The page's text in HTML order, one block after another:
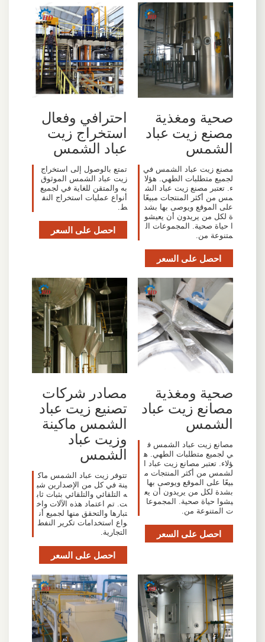
صحية ومغذية
مصنع زيت عباد
الشمس
مصنع زيت عباد الشمس في
لجميع متطلبات الطهي. هؤلا
ء. تعتبر مصنع زيت عباد الش
مس من أكثر المنتجات مبيعًا
على الموقع ويوصى بها بشد
ة لكل من يريدون أن يعيشو
ا حياة صحية. المجموعات ال
متنوعة من.
احصل على السعر
احترافي وفعال
استخراج زيت
عباد الشمس
تمتع بالوصول إلى استخراج
زيت عباد الشمس الموثوق
به والمتقن للغاية في لجميع
أنواع عمليات استخراج النف
ط.
احصل على السعر
صحية ومغذية
مصانع زيت عباد
الشمس
مصانع زيت عباد الشمس ف
ي لجميع متطلبات الطهي. ه
ؤلاء. تعتبر مصانع زيت عباد ا
لشمس من أكثر المنتجات م
بيعًا على الموقع ويوصى بها
بشدة لكل من يريدون أن يع
يشوا حياة صحية. المجموعا
ت المتنوعة من.
احصل على السعر
مصادر شركات
تصنيع زيت عباد
الشمس ماكينة
وزيت عباد
الشمس
تتوفر زيت عباد الشمس ماك
ينة في كل من الإصدارين شب
ه التلقائي والتلقائي بثبات ثاب
ت. تم اعتماد هذه الآلات واخ
تبارها والتحقق منها لجميع أن
واع استخدامات تكرير النفط
التجارية.
احصل على السعر